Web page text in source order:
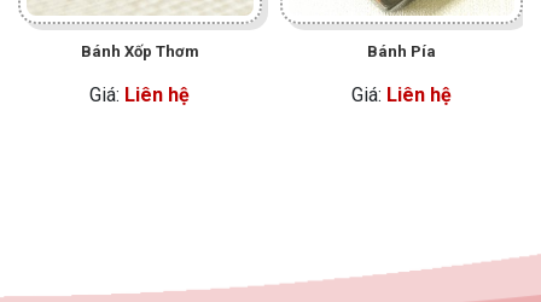
Bánh Xốp Thơm
Giá: Liên hệ
Bánh Pía
Giá: Liên hệ